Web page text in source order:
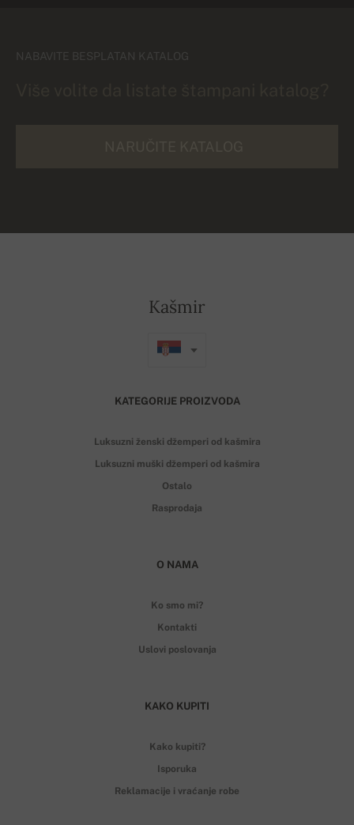
NABAVITE BESPLATAN KATALOG
Kašmir
KATEGORIJE PROIZVODA
Luksuzni ženski džemperi od kašmira
Luksuzni muški džemperi od kašmira
Ostalo
Rasprodaja
O NAMA
Ko smo mi?
Kontakti
Uslovi poslovanja
KAKO KUPITI
Kako kupiti?
Isporuka
Reklamacije i vraćanje robe